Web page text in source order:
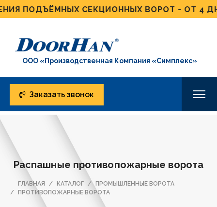
ПОДЪЁМНЫХ СЕКЦИОННЫХ ВОРОТ - ОТ 4 ДНЕЙ!
ООО «Производственная Компания «Симплекс»
Заказать звонок
Распашные противопожарные ворота
ГЛАВНАЯ КАТАЛОГ
ПРОМЫШЛЕННЫЕ ВОРОТА
ПРОТИВОПОЖАРНЫЕ ВОРОТА